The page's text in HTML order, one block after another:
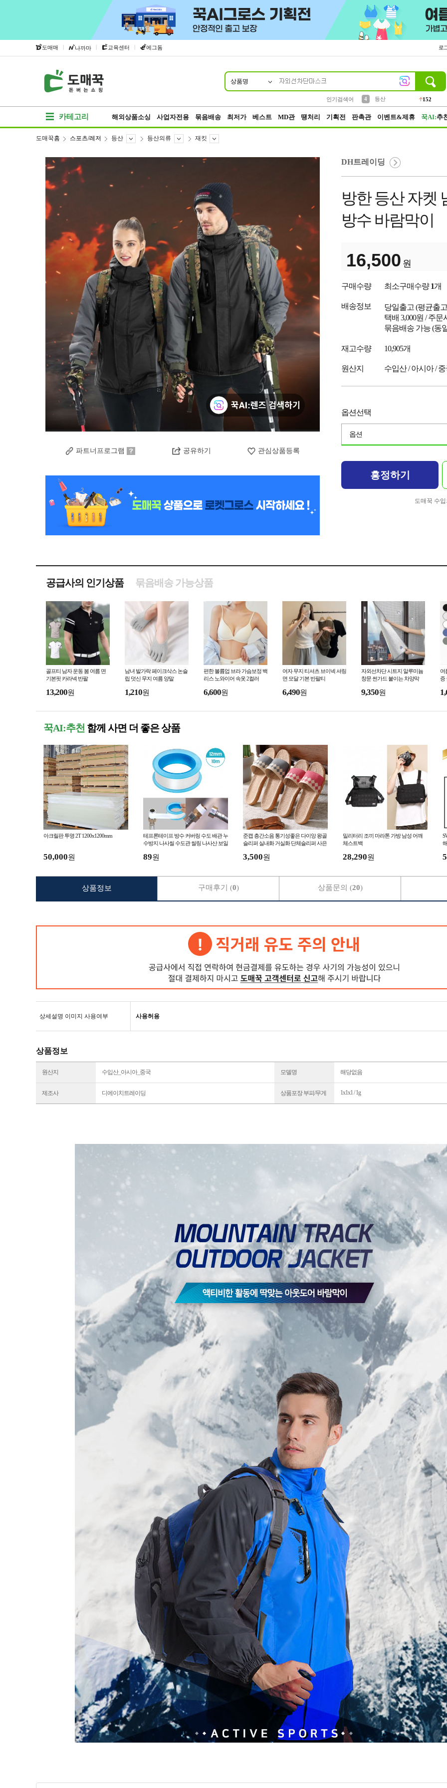
도매매 | 나까마 | 교육센터 | 에그돔 로
상품명
인기검색어
4
등산
152
카테고리 해외상품소싱 사업자전용 묶음배송 최저가 베스트 MD관 땡처리 기획전 판촉관 이벤트&제휴 꾹AI:추
도매꾹홈 스포츠/레저 등산 등산의류 재킷
파트너프로그램 공유하기 관심상품등록
DH트레이딩
방한 등산 자켓
방수 바람막이
16,500 원
구매수량 최소구매수량1개
배송정보 당일출고 (평균출
택배 3,000원 / 주문
묶음배송 가능 (동
재고수량 10,905개
원산지 수입산 / 아시아 /
옵션선택
옵션
흥정하기
도매꾹 수
공급사의 인기상품 묶음배송 가능상품
골프티 남자 운동 봄 여름 면
기본핏 카라넥 반팔
13,200원
남녀 발가락 페이크삭스 논슬
립 덧신 무지 여름 양말
1,210원
편한 볼륨업 브라 가슴보정 백
리스 노와이어 속옷 2컬러
6,600원
여자 무지 티셔츠 브이넥 셔링
면 모달 기본 반팔티
6,490원
자외선차단 시트지 알루미늄
창문 썬가드 붙이는 차양막
9,350원
여
증
꾹AI:추천 함께 사면 더 좋은 상품
아크릴판 투명 2T 1200x1200mm
50,000원
테프론테이프 방수 커버링 수도 배관 누
수방지 나사씰 수도관 씰링 나사산 보일
89원
준캡 층간소음 통기성좋은 다이앙 왕골
슬리퍼 실내화 거실화 단체슬리퍼 사은
3,500원
밀리터리 조끼 마라톤 가방 남성 어깨
체스트백
28,290원
상세설명 이미지 사용여부 사용허용
상품정보
원산지 수입산_아시아_중국 모델명 해당없음
제조사 디에이치트레이딩 상품포장 부피/무게 1x1x1 / 1g
상품정보 구매후기 (0) 상품문의 (20)